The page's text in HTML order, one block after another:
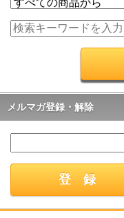
メルマガ登録・解除